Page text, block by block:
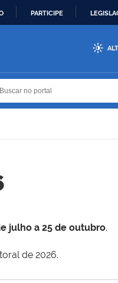
PARTICIPE
julho a 25 de outubro.
de 2026.